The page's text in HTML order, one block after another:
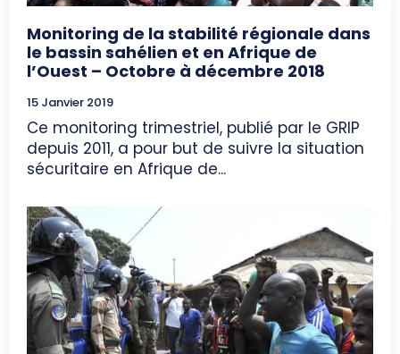
Monitoring de la stabilité régionale dans
le bassin sahélien et en Afrique de
l’Ouest – Octobre à décembre 2018
15 Janvier 2019
Ce monitoring trimestriel, publié par le GRIP
depuis 2011, a pour but de suivre la situation
sécuritaire en Afrique de...